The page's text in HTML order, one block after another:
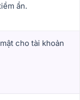
ẩn.
cho tài khoản